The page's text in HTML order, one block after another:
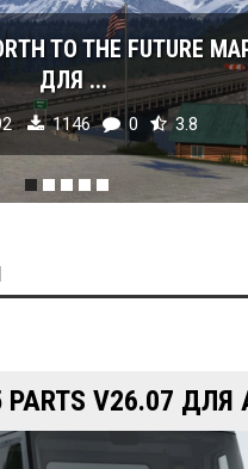
TO THE FUTURE
ДЛЯ ...
1146 0 3.8
V26.07 ДЛЯ